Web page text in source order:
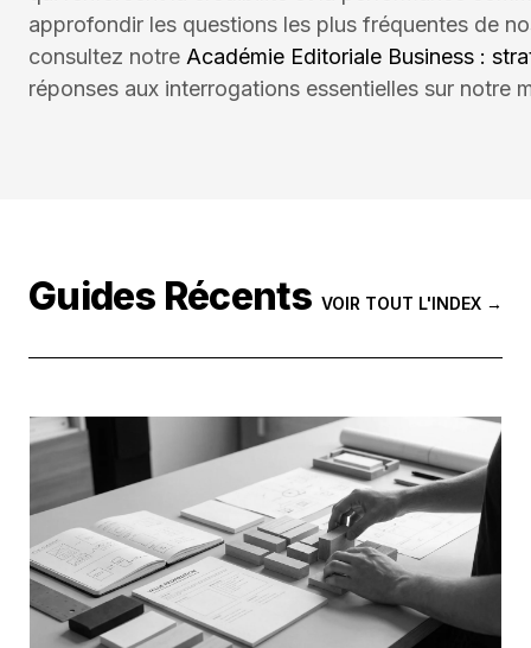
approfondir les questions les plus fréquentes de
consultez notre Académie Editoriale Business :
réponses aux interrogations essentielles sur notre
Guides Récents VOIR TOUT L'INDEX →